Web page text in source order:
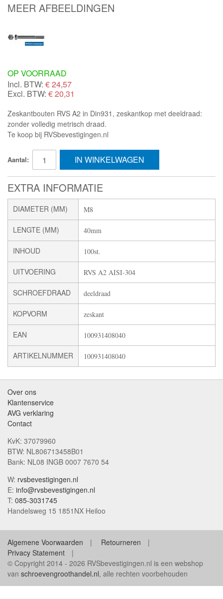
MEER AFBEELDINGEN
OP VOORRAAD
Incl. BTW: €24,57
Excl. BTW: € 20,31
Zeskantbouten RVS A2 in Din931, zeskantkop met deeldraad:
zonder volledig metrisch draad.
Te koop bij RVSbevestigingen.nl
Aantal: IN WINKELWAGEN
EXTRA INFORMATIE
DIAMETER (MM) M8
LENGTE (MM) 40mm
INHOUD 100st.
UITVOERING RVS A2 AISI-304
SCHROEFDRAAD deeldraad
KOPVORM zeskant
EAN 100931408040
ARTIKELNUMMER 100931408040
Over ons
Klantenservice
AVG verklaring
Contact
KvK: 37079960
BTW: NL806713458B01
Bank: NL08 INGB 0007 7670 54
W: rvsbevestigingen.nl
E: info@rvsbevestigingen.nl
T: 085-3031745
Handelsweg 15 1851NX Heiloo
Algemene Voorwaarden
Retourneren
Privacy Statement
© Copyright 2014 - 2026 RVSbevestigingen.nl is een webshop
van schroevengroothandel.nl, alle rechten voorbehouden